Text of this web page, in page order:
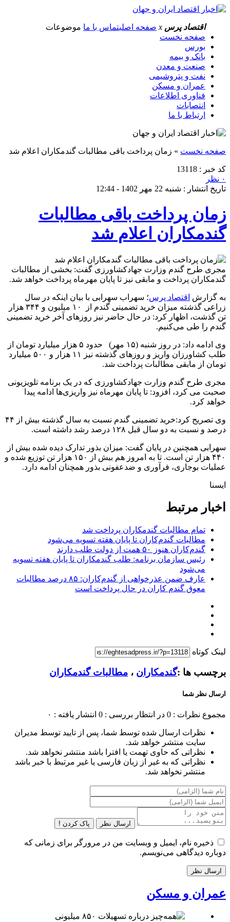
اقتصاد پرس x صفحه اصلیتماس با ما موضوعات
صفحه نخست
بورس
بانک و بیمه
صنعت و معدن
نفت و پتروشیمی
عمران و مسکن
فناوری اطلاعات
انتصابات
ارتباط با ما
صفحه نخست » زمان پرداخت باقی مطالبات گندمکاران اعلام شد
کد خبر : 13118
۰ نظر
تاریخ انتشار : شنبه 22 مهر 1402 - 12:44
زمان پرداخت باقی مطالبات
گندمکاران اعلام شد
مجری طرح گندم وزارت جهادکشاورزی گفت: بخشی از مطالبات
گندمکاران پرداخت و مابقی نیز تا پایان مهرماه پرداخت خواهد شد.
به گزارش اقتصاد پرس؛ سهراب سهرابی با بیان اینکه در سال
زراعی گذشته میزان خرید تضمینی گندم از ۱۰ میلیون و ۳۴۴ هزار
تن گذشت، اظهار کرد: در حال حاضر نیز روزهای آخر خرید تضمینی
گندم را طی می‌کنیم.
وی ادامه داد: در روز شنبه (۱۵ مهر) حدود ۵ هزار میلیارد تومان از
طلب کشاورزان واریز و روزهای گذشته نیز ۱۱ هزار و ۵۰۰ میلیارد
تومان از مابقی مطالبات پرداخت شد.
مجری طرح گندم وزارت جهادکشاورزی که در یک برنامه تلویزیونی
صحبت می کرد، افزود: تا پایان مهرماه نیز واریزی‌ها ادامه پیدا
خواهد کرد.
وی تصریح کرد:خرید تضمینی گندم نسبت به سال گذشته بیش از ۴۴
درصد و نسبت به دو سال قبل ۱۲۸ درصد رشد داشته است.
سهرابی همچنین در پایان گفت: میزان بذور تدارک دیده شده بیش از
۴۴۰ هزار تن است. تا به امروز هم بیش از ۱۵۰ هزار تن توزیع شده و
عملیات بوجاری، فرآوری و ضدعفونی بذور همچنان ادامه دارد.
ایسنا
اخبار مرتبط
تمام مطالبات گندمکاران پرداخت شد
مطالبات گندم‌کاران تا پایان هفته تسویه می‌شود
گندم‌کاران هنوز ۵۰ همت از دولت طلب دارند
رئیس سازمان برنامه: طلب گندمکاران تا پایان هفته تسویه
می‌شود
عارف ضمن عذرخواهی از گندم‌کاران: ۸۵ درصد مطالبات
معوق گندم کاران در حال پرداخت است
لینک کوتاه
برچسب ها :گندمکاران ، مطالبات گندمکاران
ارسال نظر شما
مجموع نظرات : 0 در انتظار بررسی : 0 انتشار یافته : ۰
نظرات ارسال شده توسط شما، پس از تایید توسط مدیران
سایت منتشر خواهد شد.
نظراتی که حاوی تهمت یا افترا باشد منتشر نخواهد شد.
نظراتی که به غیر از زبان فارسی یا غیر مرتبط با خبر باشد
منتشر نخواهد شد.
ارسال نظر پاک کردن !
ذخیره نام، ایمیل و وبسایت من در مرورگر برای زمانی که
دوباره دیدگاهی می‌نویسم.
عمران و مسکن